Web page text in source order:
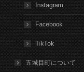
Instagram
Facebook
TikTok
五城目町について